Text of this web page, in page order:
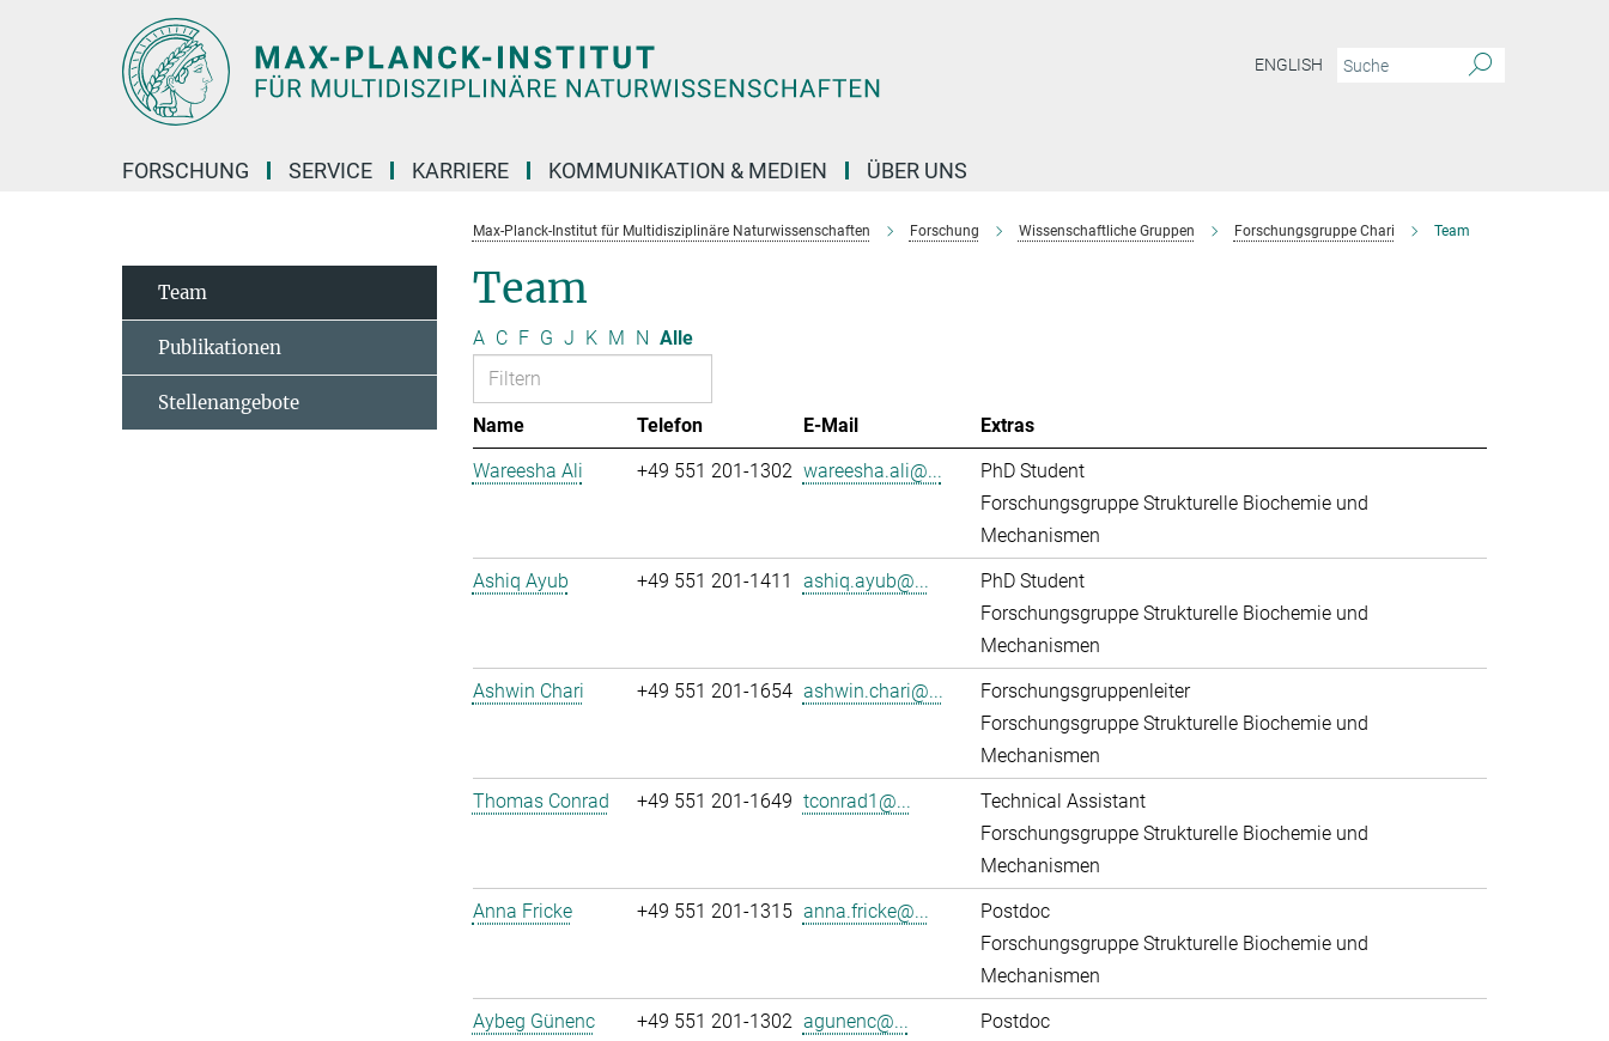
ENGLISH
FORSCHUNG SERVICE KARRIERE KOMMUNIKATION & MEDIEN ÜBER UNS
Max-Planck-Institut für Multidisziplinäre Naturwissenschaften Forschung Wissenschaftliche Gruppen Forschungsgruppe Chari Team
Team
A C F G J K M N Alle
Name Telefon E-Mail
Extras
Wareesha Ali
+49 551 201-1302 wareesha.ali@...
PhD Student
Forschungsgruppe Strukturelle Biochemie und
Mechanismen
Ashiq Ayub
+49 551 201-1411 ashiq.ayub@...
PhD Student
Forschungsgruppe Strukturelle Biochemie und
Mechanismen
Ashwin Chari
+49 551 201-1654 ashwin.chari@...
Forschungsgruppenleiter
Forschungsgruppe Strukturelle Biochemie und
Mechanismen
Thomas Conrad
+49 551 201-1649 tconrad1@...
Technical Assistant
Forschungsgruppe Strukturelle Biochemie und
Mechanismen
Anna Fricke
+49 551 201-1315 anna.fricke@...
Postdoc
Forschungsgruppe Strukturelle Biochemie und
Mechanismen
Aybeg Günenc
+49 551 201-1302 agunenc@...
Postdoc
Team
Publikationen
Stellenangebote